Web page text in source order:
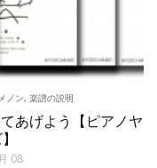
ノン, 楽譜の説明
あげよう【ピアノヤ
08